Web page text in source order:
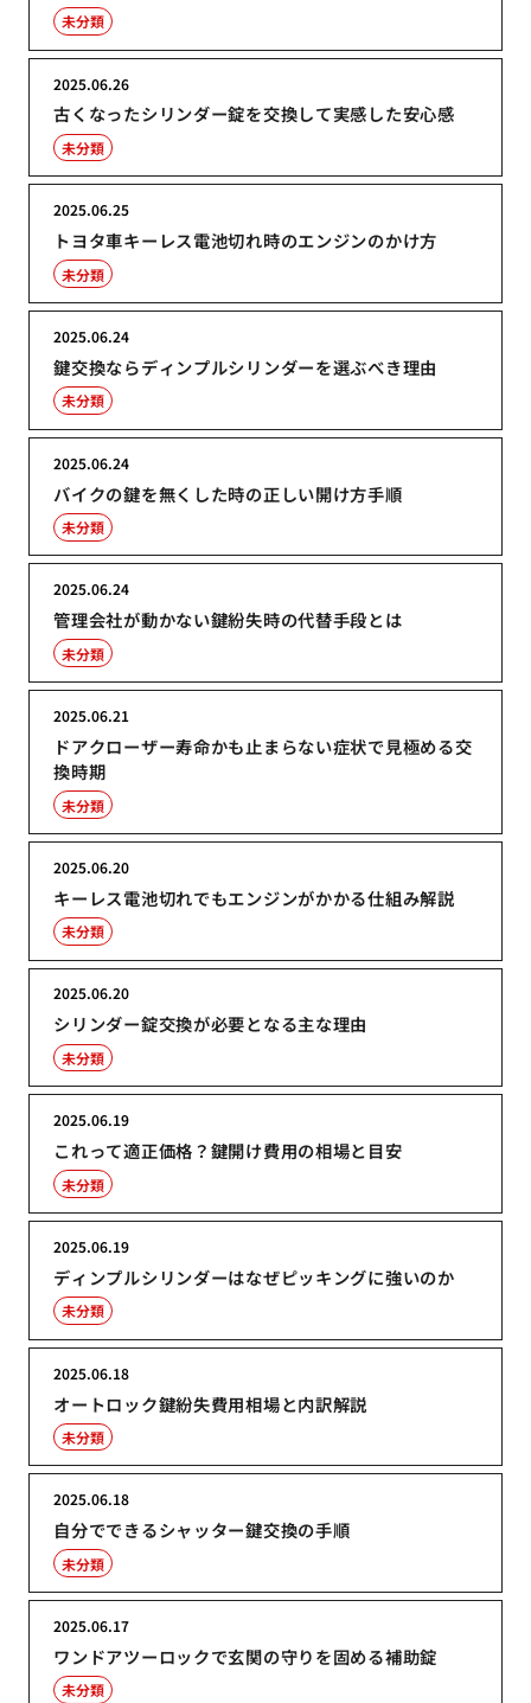
未分類
古くなったシリンダー錠を交換して実感した安心感
2025.06.26
未分類
トヨタ車キーレス電池切れ時のエンジンのかけ方
2025.06.25
未分類
鍵交換ならディンプルシリンダーを選ぶべき理由
2025.06.24
未分類
バイクの鍵を無くした時の正しい開け方手順
2025.06.24
未分類
管理会社が動かない鍵紛失時の代替手段とは
2025.06.24
未分類
ドアクローザー寿命かも止まらない症状で見極める交
換時期
2025.06.21
未分類
キーレス電池切れでもエンジンがかかる仕組み解説
2025.06.20
未分類
シリンダー錠交換が必要となる主な理由
2025.06.20
未分類
これって適正価格？鍵開け費用の相場と目安
2025.06.19
未分類
ディンプルシリンダーはなぜピッキングに強いのか
2025.06.19
未分類
オートロック鍵紛失費用相場と内訳解説
2025.06.18
未分類
自分でできるシャッター鍵交換の手順
2025.06.18
未分類
ワンドアツーロックで玄関の守りを固める補助錠
2025.06.17
未分類